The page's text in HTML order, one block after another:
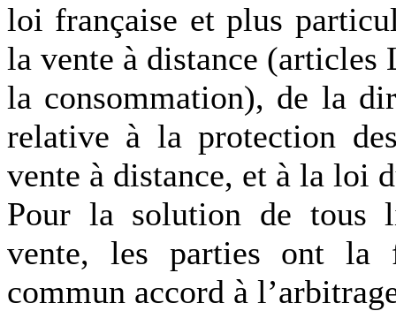
loi française et plus
la vente à distance (articles
la consommation), de la
relative à la protection
vente à distance, et à la loi
Pour la solution de tous
vente, les parties ont la
commun accord à